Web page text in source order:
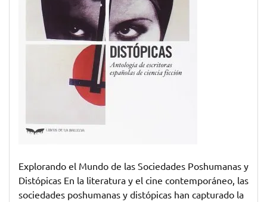
Explorando el Mundo de las Sociedades Poshumanas y
Distópicas En la literatura y el cine contemporáneo, las
sociedades poshumanas y distópicas han capturado la